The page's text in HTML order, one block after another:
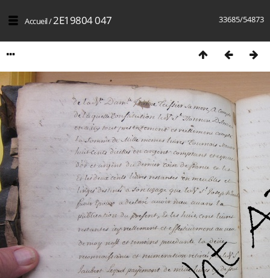
33685/54873
Accueil/2E19804 047